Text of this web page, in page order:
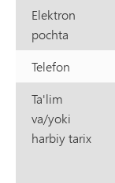
Elektron
pochta
Telefon
Ta'lim
va/yoki
harbiy tarix